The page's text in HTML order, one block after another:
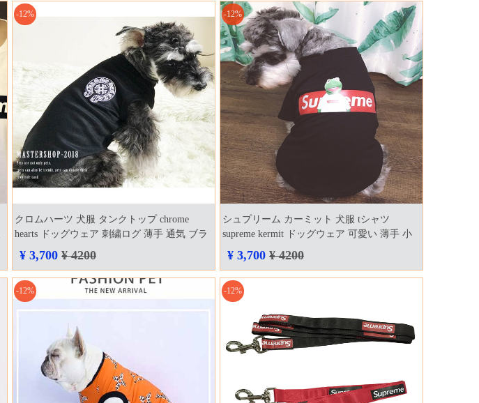
-12%
クロムハーツ 犬服 タンクトップ chrome
hearts ドッグウェア 刺繍ログ 薄手 通気 ブラ
ック ホワイト ペット洋服 送料無料
¥ 3,700 ¥ 4200
-12%
シュプリーム カーミット 犬服 tシャツ
supreme kermit ドッグウェア 可愛い 薄手 小
型犬 中型犬 テディ フレンチブルドッグ ポメ
ラニアン 可愛い ペット洋服 送料無料
¥ 3,700 ¥ 4200
-12% -12%